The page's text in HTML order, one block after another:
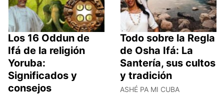
Los 16 Oddun de
Ifá de la religión
Yoruba:
Significados y
consejos
Todo sobre la Regla
de Osha Ifá: La
Santería, sus cultos
y tradición
ASHÉ PA MI CUBA